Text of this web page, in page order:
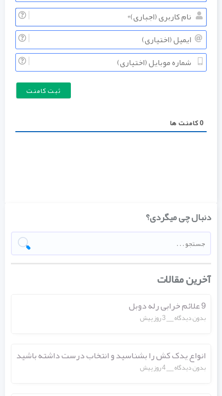
نام
کاربری
ایمیل
شماره
موبایل
کامنت ها
دنبال چی میگردی؟
آخرین مقالات
بدون دیدگاه 3 روز پیش
انواع یدک کش را بشناسید و انتخاب درست داشته باشید
بدون دیدگاه 4 روز پیش